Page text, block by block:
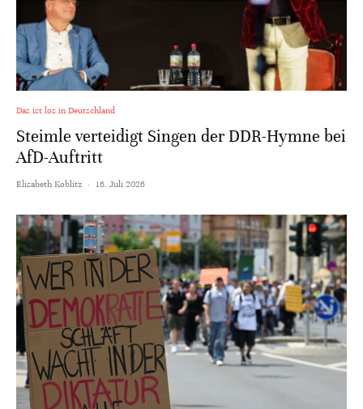
Das ist los in Deutschland
Steimle verteidigt Singen der DDR-Hymne bei
AfD-Auftritt
Elisabeth Koblitz · 16. Juli 2026